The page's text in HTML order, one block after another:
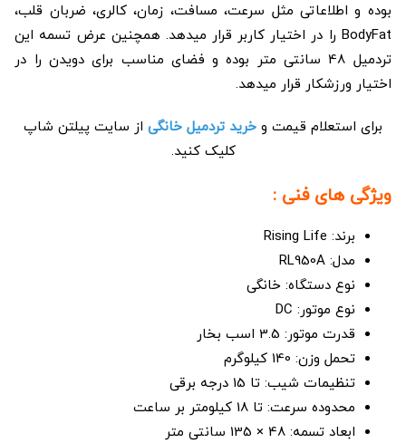
بوده و اطلاعاتی مثل سرعت، مسافت، زمان، کالری، ضربان قلب،
BodyFat را در اختیار کاربر قرار میدهد. همچنین عرض تسمه این
تردمیل 48 سانتی متر بوده و فضای مناسب برای دویدن را در
اختیار ورزشکار قرار میدهد.
برای استعلام قیمت و خرید تردمیل خانگی از سایت پیلتن شاپ
کلیک کنید.
ویژگی های فنی :
برند: Rising Life
مدل: RL950A
نوع دستگاه: خانگی
نوع موتور: DC
قدرت موتور: 3.5 اسب بخار
تحمل وزن: 140 کیلوگرم
تنظیمات شیب: تا 15 درجه برقی
محدوده سرعت: تا 18 کیلومتر بر ساعت
ابعاد تسمه: 48 × 135 سانتی متر